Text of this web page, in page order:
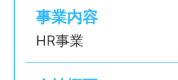
・ドライバーや六⾓
・組み付け箇所に間
事業内容
HR事業